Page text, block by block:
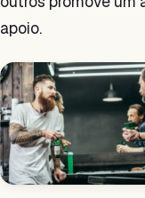
apoio.